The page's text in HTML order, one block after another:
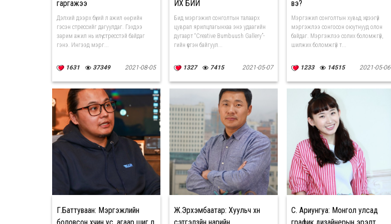
гаргажээ
Дэлхий дээрх бүхий л ажил өөрийн
гэсэн стрессийг дагуулдаг. Гэхдээ
зарим ажил нь илүү стресстэй байдаг
гэнэ. Ингээд мэрг...
1631 37349 2021-08-05
ИХ БИЙ
Бид мэргэжил сонголтын талаарх
цуврал ярилцлагынхаа энэ удаагийн
дугаарт “Creative Bumbuush Gallery”-
гийн үүсгэн байгуул...
1327 7415 2021-05-07
вэ?
Мэргэжил сонголтын хувьд хүсээгүй
мэргэжлээ сонгосон оюутнууд олон
байдаг. Мэргэжлээ солих боломжгүй,
шилжих боломжгүй т...
1233 14515 2021-05-06
Г.Баттуваан: Мэргэжлийн
Ж.Эрхэмбаатар: Хуульч хүн
С. Ариунгуа: Монгол улсад